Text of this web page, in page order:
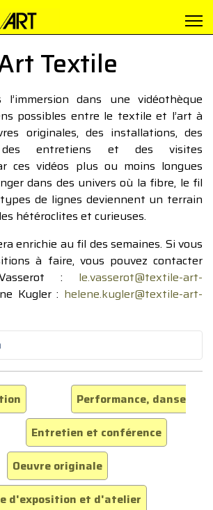
Textile
l’immersion dans une vidéothèque
possibles entre le textile et l’art à
originales, des installations, des
des entretiens et des visites
ces vidéos plus ou moins longues
dans des univers où la fibre, le fil
de lignes deviennent un terrain
hétéroclites et curieuses.
enrichie au fil des semaines. Si vous
à faire, vous pouvez contacter
Vasserot : le.vasserot@textile-art-
Kugler : helene.kugler@textile-art-
Performance, danse
Entretien et conférence
Oeuvre originale
d'exposition et d'atelier